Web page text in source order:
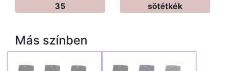
35 sötétkék
Más színben